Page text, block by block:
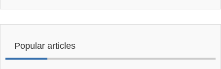
Popular articles